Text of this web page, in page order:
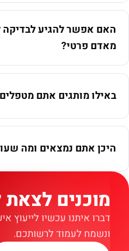
האם אפשר להגיע לבדיקה
מאדם פרטי?
באילו מותגים אתם
היכן אתם נמצאים ומה
מוכנים לצאת
דברו איתנו עכשיו לייעוץ
ונשמח לעמוד לרשותכם.